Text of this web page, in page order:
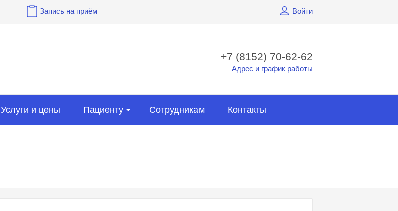
Запись на приём Войти
+7 (8152) 70-62-62
Адрес и график работы
Услуги и цены Пациенту Сотрудникам Контакты